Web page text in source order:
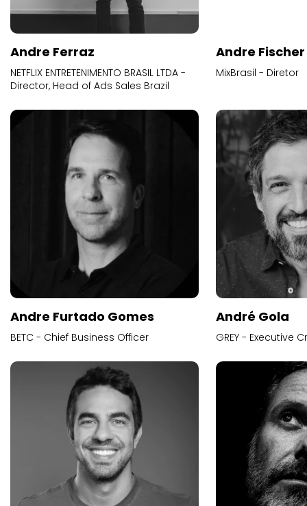
Andre Ferraz
NETFLIX ENTRETENIMENTO BRASIL LTDA -
Director, Head of Ads Sales Brazil
Andre Fischer
MixBrasil - Diretor
Andre Furtado Gomes
BETC - Chief Business Officer
André Gola
GREY - Executive